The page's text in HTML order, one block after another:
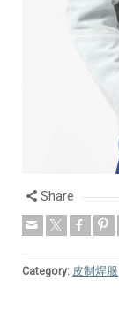
Share
Category: 皮制焊服